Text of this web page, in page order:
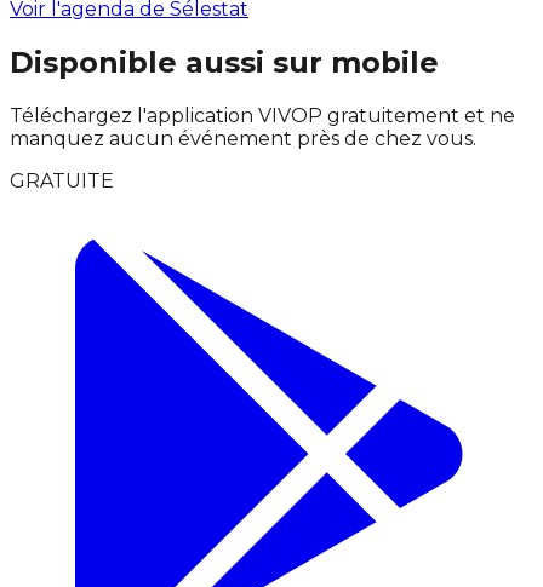
Voir l'agenda de Sélestat
Disponible aussi sur mobile
Téléchargez l'application VIVOP gratuitement et ne
manquez aucun événement près de chez vous.
GRATUITE